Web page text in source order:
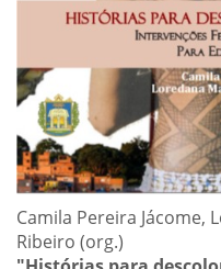
Camila Pereira Jácome,
Ribeiro (org.)